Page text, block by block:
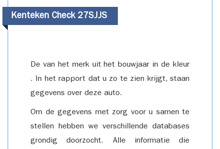
Kenteken Check 27SJJS
De van het merk uit het bouwjaar in de kleur
. In het rapport dat u zo te zien krijgt, staan
gegevens over deze auto.
Om de gegevens met zorg voor u samen te
stellen hebben we verschillende databases
grondig doorzocht. Alle informatie die